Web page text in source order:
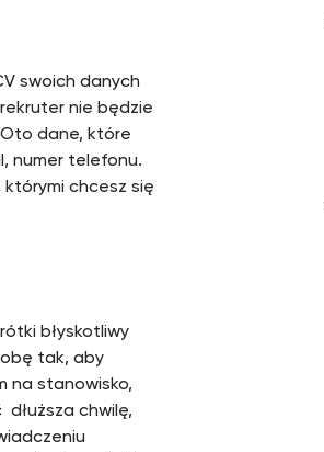
swoich danych
nie będzie
dane, które
numer telefonu.
chcesz się
błyskotliwy
tak, aby
na stanowisko,
chwilę,